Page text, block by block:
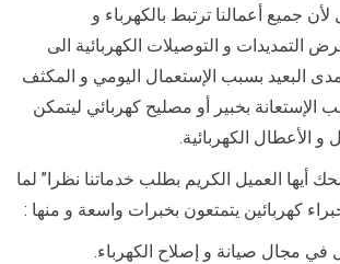
جميع أعمالنا ترتبط بالكهرباء و
التمديدات و التوصيلات الكهربائية الى
البعيد بسبب الإستعمال اليومي و المكثف
الإستعانة بخبير أو مصليح كهربائي ليتمكن
الأعطال الكهربائية.
أيها العميل الكريم بطلب خدماتنا نظرا” لما
كهربائين يتمتعون بخبرات واسعة و منها :
في مجال صيانة و إصلاح الكهرباء.